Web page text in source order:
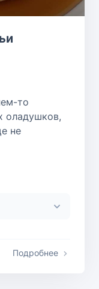
то
оладушков,
не
Подробнее